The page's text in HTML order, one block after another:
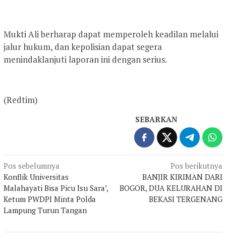
Mukti Ali berharap dapat memperoleh keadilan melalui
jalur hukum, dan kepolisian dapat segera
menindaklanjuti laporan ini dengan serius.
(Redtim)
SEBARKAN
Navigasi
pos
Pos sebelumnya
Konflik Universitas
Malahayati Bisa Picu Isu Sara’,
Ketum PWDPI Minta Polda
Lampung Turun Tangan
Pos berikutnya
BANJIR KIRIMAN DARI
BOGOR, DUA KELURAHAN DI
BEKASI TERGENANG